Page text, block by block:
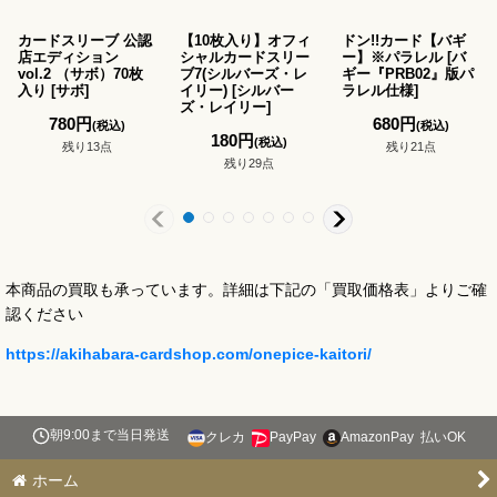
カードスリーブ 公認
店エディション
vol.2 （サボ）70枚
入り [サボ]
780円(税込)
残り13点
【10枚入り】オフィ
シャルカードスリー
ブ7(シルバーズ・レ
イリー) [シルバー
ズ・レイリー]
180円(税込)
残り29点
ドン!!カード【バギ
ー】※パラレル [バ
ギー『PRB02』版パ
ラレル仕様]
680円(税込)
残り21点
本商品の買取も承っています。詳細は下記の「買取価格表」よりご確
認ください
https://akihabara-cardshop.com/onepice-kaitori/
朝9:00まで当日発送 クレカ PayPay AmazonPay 払いOK
ホーム